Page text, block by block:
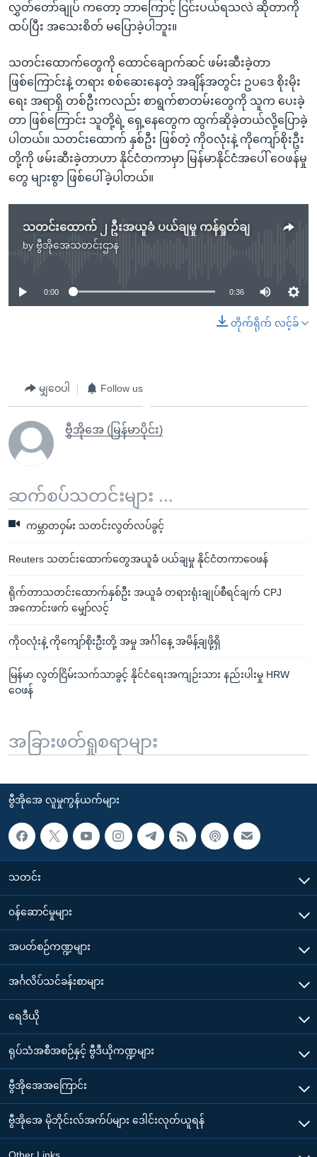
လွှတ်တော်ချုပ် ကတော့ ဘာကြောင့် ငြင်းပယ်ရသလဲ ဆိုတာကို
ထပ်ပြီး အသေးစိတ် မပြောခဲ့ပါဘူး။
သတင်းထောက်တွေကို ထောင်ချောက်ဆင် ဖမ်းဆီးခဲ့တာ
ဖြစ်ကြောင်းနဲ့ တရား စစ်ဆေးနေတဲ့ အချိန်အတွင်း ဥပဒေ စိုးမိုး
ရေး အရာရှိ တစ်ဦးကလည်း စာရွက်စာတမ်းတွေကို သူက ပေးခဲ့
တာ ဖြစ်ကြောင်း သူတို့ရဲ့ ရှေ့နေတွေက ထွက်ဆိုခဲ့တယ်လို့ပြောခဲ့
ပါတယ်။ သတင်းထောက် နှစ်ဦး ဖြစ်တဲ့ ကိုဝလုံးနဲ့ ကိုကျော်စိုးဦး
တို့ကို ဖမ်းဆီးခဲ့တာဟာ နိုင်ငံတကာမှာ မြန်မာနိုင်ငံအပေါ် ဝေဖန်မှု
တွေ များစွာ ဖြစ်ပေါ်ခဲ့ပါတယ်။
သတင်းထောက် ၂ ဦးအယူခံ ပယ်ချမှု ကန်ရှုတ်ချ
by ဗွီအိုအေသတင်းဌာန
No media source currently available
0:00 0:36
တိုက်ရိုက် လင့်ခ်
မျှဝေပါ Follow us
ဗွီအိုအေ (မြန်မာပိုင်း)
ဆက်စပ်သတင်းများ ...
ကမ္ဘာတဝှမ်း သတင်းလွတ်လပ်ခွင့်
Reuters သတင်းထောက်တွေအယူခံ ပယ်ချမှု နိုင်ငံတကာဝေဖန်
ရိုက်တာသတင်းထောက်နှစ်ဦး အယူခံ တရားရုံးချုပ်စီရင်ချက် CPJ
အကောင်းဖက် မျှော်လင့်
ကိုဝလုံးနဲ့ ကိုကျော်စိုးဦးတို့ အမှု အင်္ဂါနေ့ အမိန့်ချဖို့ရှိ
မြန်မာ လွတ်ငြိမ်းသက်သာခွင့် နိုင်ငံရေးအကျဉ်းသား နည်းပါးမှု HRW
ဝေဖန်
အခြားဖတ်ရှုစရာများ
ဗွီအိုအေ လူမှုကွန်ယက်များ
သတင်း
၀န်ဆောင်မှုများ
အပတ်စဉ်ကဏ္ဍများ
အင်္ဂလိပ်သင်ခန်းစာများ
ရေဒီယို
ရုပ်သံအစီအစဉ်နှင့် ဗွီဒီယိုကဏ္ဍများ
ဗွီအိုအေအကြောင်း
ဗွီအိုအေ မိုဘိုင်းလ်အက်ပ်များ ဒေါင်းလုတ်ယူရန်